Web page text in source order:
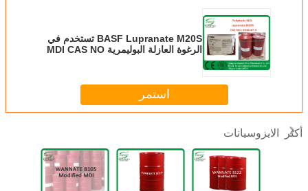
BASF Lupranate M20S تستخدم في
الرغوة العازلة البوليمرية MDI CAS NO
استمر
أكثر الايزوسيانات